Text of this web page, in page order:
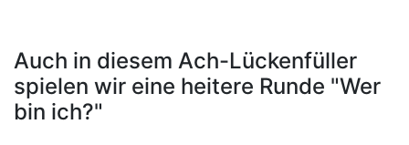
Auch in diesem Ach-Lückenfüller
spielen wir eine heitere Runde "Wer
bin ich?"